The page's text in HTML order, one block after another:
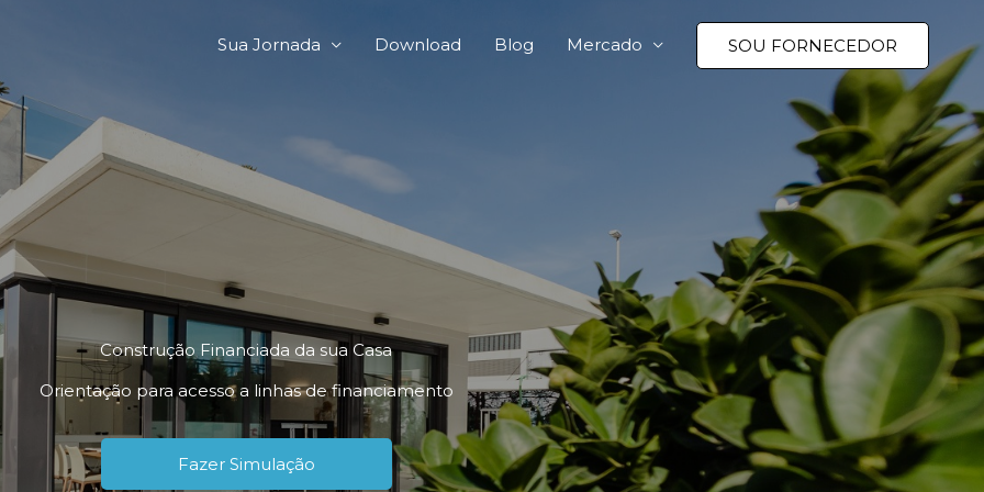
Sua Jornada Download Blog Mercado SOU FORNECEDOR
Construção Financiada da sua Casa
Orientação para acesso a linhas de financiamento
Fazer Simulação